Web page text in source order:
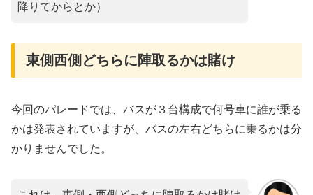
降りてからとか）
東側西側どちらに陣取るかは賭け
今回のパレードでは、バスが３台構成で何号車に誰が乗る
かは発表されていますが、バスの左右どちらに乗るかは分
かりませんでした。